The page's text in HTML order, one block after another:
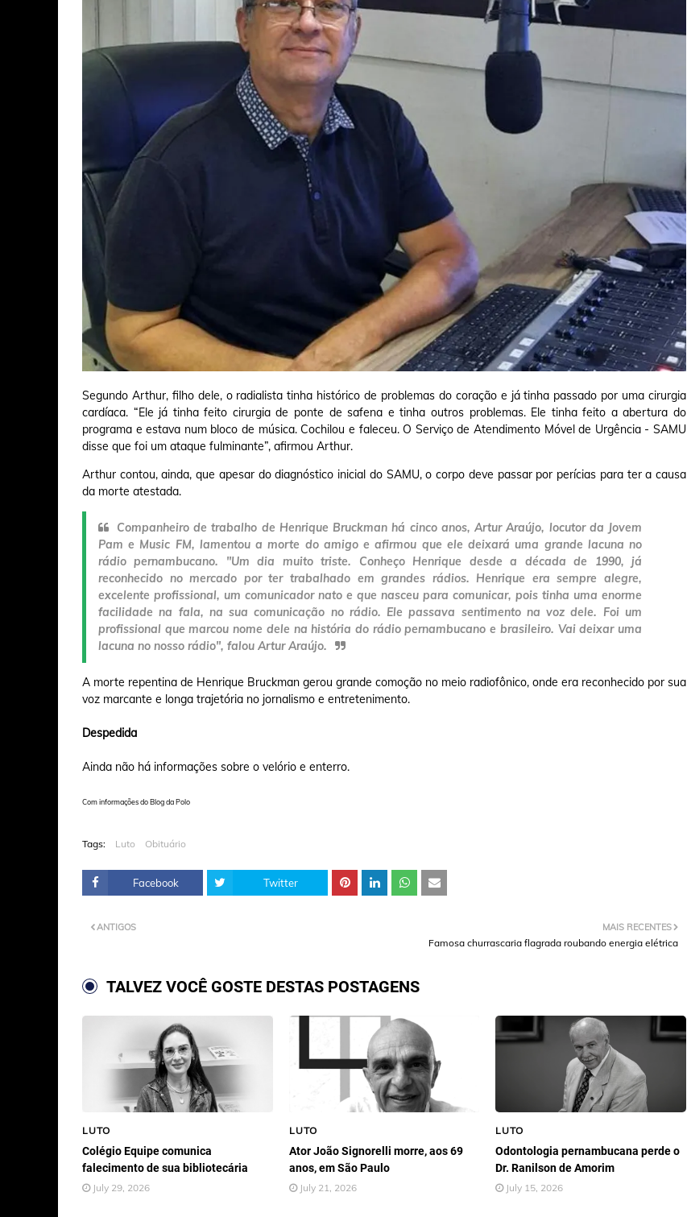
Segundo Arthur, filho dele, o radialista tinha histórico de problemas do coração e já tinha passado por uma cirurgia
cardíaca. “Ele já tinha feito cirurgia de ponte de safena e tinha outros problemas. Ele tinha feito a abertura do
programa e estava num bloco de música. Cochilou e faleceu. O Serviço de Atendimento Móvel de Urgência - SAMU
disse que foi um ataque fulminante”, afirmou Arthur.
Arthur contou, ainda, que apesar do diagnóstico inicial do SAMU, o corpo deve passar por perícias para ter a causa
da morte atestada.
Companheiro de trabalho de Henrique Bruckman há cinco anos, Artur Araújo, locutor da Jovem
Pam e Music FM, lamentou a morte do amigo e afirmou que ele deixará uma grande lacuna no
rádio pernambucano. "Um dia muito triste. Conheço Henrique desde a década de 1990, já
reconhecido no mercado por ter trabalhado em grandes rádios. Henrique era sempre alegre,
excelente profissional, um comunicador nato e que nasceu para comunicar, pois tinha uma enorme
facilidade na fala, na sua comunicação no rádio. Ele passava sentimento na voz dele. Foi um
profissional que marcou nome dele na história do rádio pernambucano e brasileiro. Vai deixar uma
lacuna no nosso rádio", falou Artur Araújo.
A morte repentina de Henrique Bruckman gerou grande comoção no meio radiofônico, onde era reconhecido por sua
voz marcante e longa trajetória no jornalismo e entretenimento.
Despedida
Ainda não há informações sobre o velório e enterro.
Com informações do Blog da Polo
Tags: Luto Obituário
Facebook Twitter
MAIS RECENTES
Famosa churrascaria flagrada roubando energia elétrica
ANTIGOS
TALVEZ VOCÊ GOSTE DESTAS POSTAGENS
LUTO
Colégio Equipe comunica
falecimento de sua bibliotecária
July 29, 2026
LUTO
Ator João Signorelli morre, aos 69
anos, em São Paulo
July 21, 2026
LUTO
Odontologia pernambucana perde o
Dr. Ranilson de Amorim
July 15, 2026